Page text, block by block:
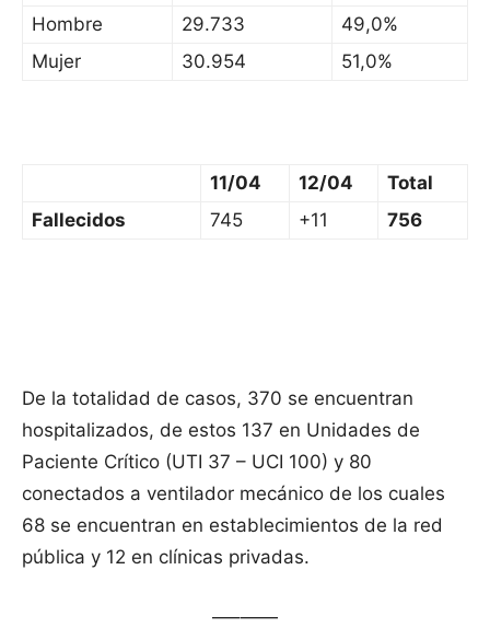
Hombre
29.733
49,0%
Mujer
30.954 51,0%
11/04 12/04
Total
Fallecidos
745 +11 756
De la totalidad de casos, 370 se encuentran
hospitalizados, de estos 137 en Unidades de
Paciente Crítico (UTI 37 – UCI 100) y 80
conectados a ventilador mecánico de los cuales
68 se encuentran en establecimientos de la red
pública y 12 en clínicas privadas.
—–——